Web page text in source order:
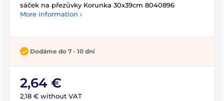
sáček na přezůvky Korunka 30x39cm 8040896
More information ›
Dodáme do 7 - 10 dní
2,64 €
2,18 € without VAT